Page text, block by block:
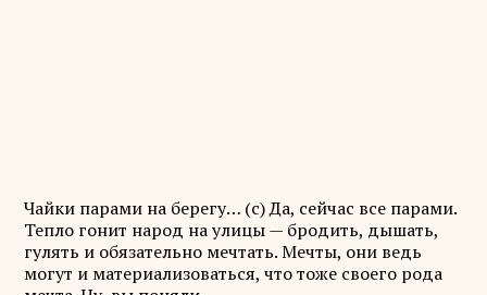
Чайки парами на берегу… (с) Да, сейчас все парами.
Тепло гонит народ на улицы — бродить, дышать,
гулять и обязательно мечтать. Мечты, они ведь
могут и материализоваться, что тоже своего рода